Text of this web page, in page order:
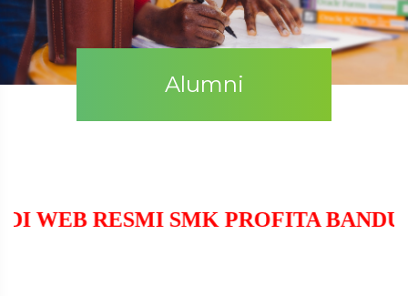
Alumni
DI WEB RESMI SMK PROFITA